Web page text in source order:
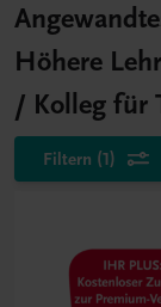
Höhere
/ Kolleg für
Filtern (1)